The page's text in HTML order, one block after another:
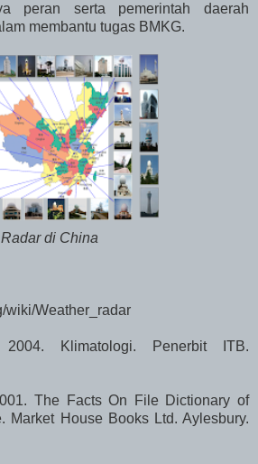
peran serta pemerintah daerah
membantu tugas BMKG.
di China
wiki/Weather_radar
2004. Klimatologi. Penerbit ITB.
The Facts On File Dictionary of
Market House Books Ltd. Aylesbury.